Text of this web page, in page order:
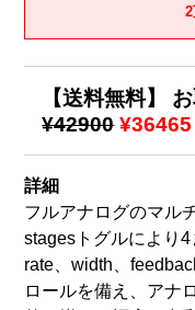
【送料無料】
¥42900 ¥36465
詳細
フルアナログのマル
stagesトグルにより4
rate、width、
ロールを備え、アナ